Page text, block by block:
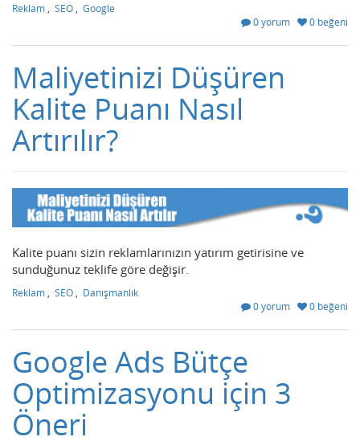
Reklam SEO
Google
0 yorum
0 beğeni
Maliyetinizi Düşüren
Kalite Puanı Nasıl
Artırılır?
Kalite puanı sizin reklamlarınızın yatırım getirisine ve
sunduğunuz teklife göre değişir.
Reklam , SEO , Danışmanlık
0 yorum
0 beğeni
Google Ads Bütçe
Optimizasyonu için 3
Öneri